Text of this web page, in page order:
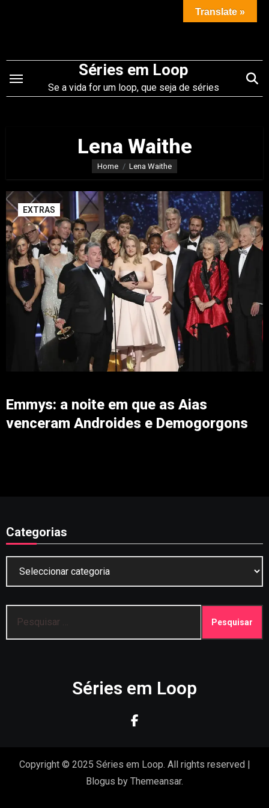
conteúdo
Séries em Loop
Se a vida for um loop, que seja de séries
Lena Waithe
Home Lena Waithe
EXTRAS
Emmys: a noite em que as Aias
venceram Androides e Demogorgons
Categorias
por:
Séries em Loop
Copyright © 2025 Séries em Loop. All rights reserved |
Blogus by Themeansar.
Translate »